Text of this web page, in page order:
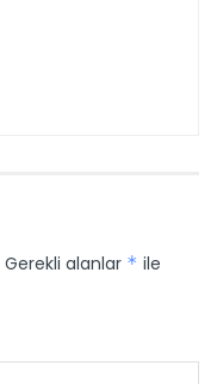
Gerekli alanlar * ile